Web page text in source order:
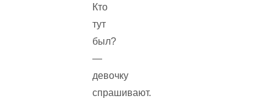
Кто
тут
был?
—
девочку
спрашивают.